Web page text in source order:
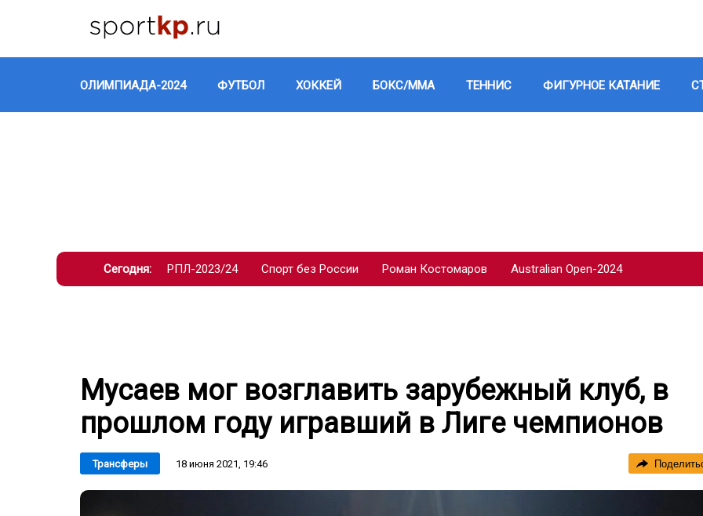
ОЛИМПИАДА-2024 ФУТБОЛ ХОККЕЙ БОКС/ММА ТЕННИС ФИГУРНОЕ КАТАНИЕ
Сегодня: РПЛ-2023/24 Спорт без России Роман Костомаров Australian Open-2024
Мусаев мог возглавить зарубежный клуб, в
прошлом году игравший в Лиге чемпионов
Трансферы 18 июня 2021, 19:46